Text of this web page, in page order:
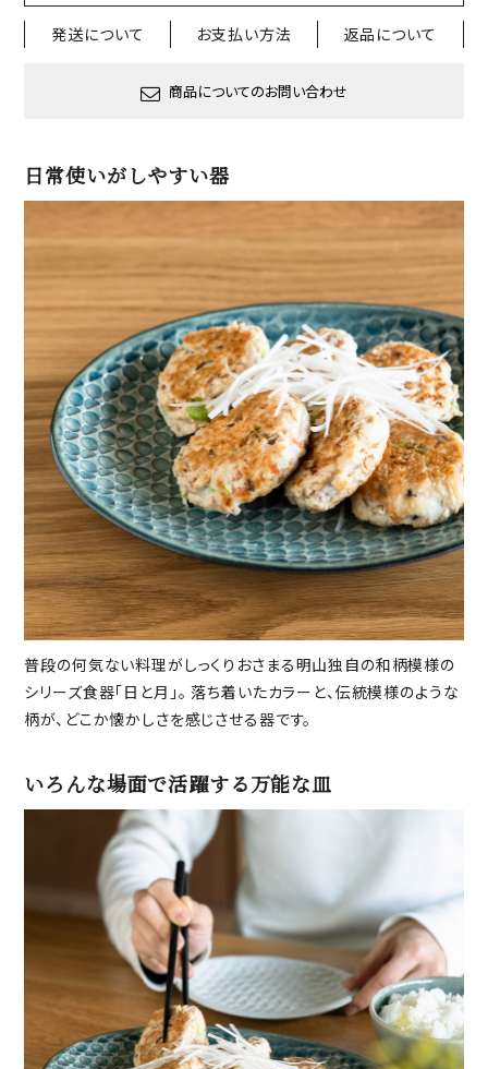
発送について お支払い方法 返品について
商品についてのお問い合わせ
日常使いがしやすい器
普段の何気ない料理がしっくりおさまる明山独自の和柄模様の
シリーズ食器「日と月」。 落ち着いたカラーと、伝統模様のような
柄が、どこか懐かしさを感じさせる器です。
いろんな場面で活躍する万能な皿